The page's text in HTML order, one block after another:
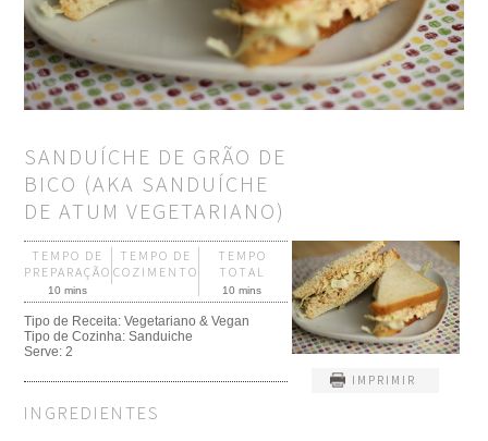
SANDUÍCHE DE GRÃO DE
BICO (AKA SANDUÍCHE
DE ATUM VEGETARIANO)
IMPRIMIR
TEMPO DE
PREPARAÇÃO
10 mins
TEMPO DE
COZIMENTO
TEMPO
TOTAL
10 mins
Tipo de Receita:Vegetariano & Vegan
Tipo de Cozinha:Sanduiche
Serve:2
INGREDIENTES